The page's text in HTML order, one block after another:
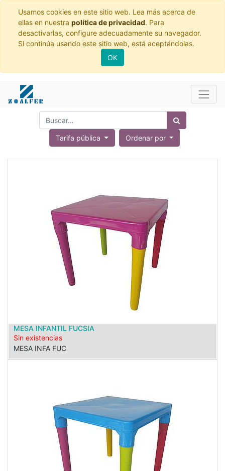
Usamos cookies en este sitio web. Lea más acerca de
ellas en nuestra política de privacidad. Para
desactivarlas, configure adecuadamente su navegador.
Si continúa usando este sitio web, está aceptándolas.
OK
Tarifa pública Ordenar por
MESA INFANTIL FUCSIA
Sin existencias
MESA INFA FUC